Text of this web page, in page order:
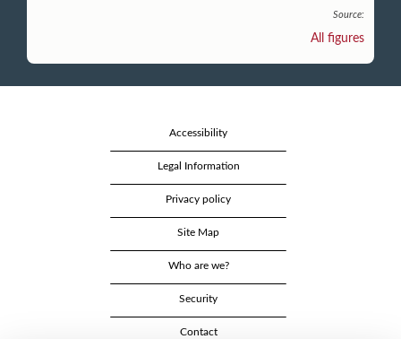
Source:
All figures
Accessibility
Legal Information
Privacy policy
Site Map
Who are we?
Security
Contact